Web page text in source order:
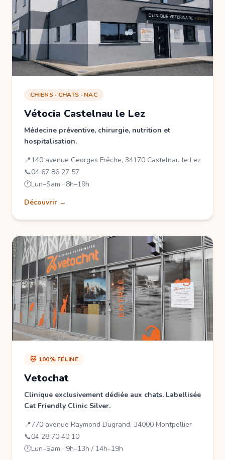
CHIENS · CHATS · NAC
Vétocia Castelnau le Lez
Médecine préventive, chirurgie, nutrition et
hospitalisation.
📍140 avenue Georges Frêche, 34170 Castelnau le Lez
📞04 67 86 27 57
🕐Lun–Sam · 8h–19h
Découvrir →
🐱 100% FÉLINE
Vetochat
Clinique exclusivement dédiée aux chats. Labellisée
Cat Friendly Clinic Silver.
📍770 avenue Raymond Dugrand, 34000 Montpellier
📞04 28 70 40 10
🕐Lun–Sam · 9h–13h / 14h–19h